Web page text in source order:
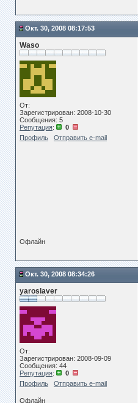
Окт. 30, 2008 08:17:53
Waso
От:
Зарегистрирован: 2008-10-30
Сообщения: 5
Репутация:
0
Профиль
Отправить e-mail
Офлайн
Окт. 30, 2008 08:34:26
yaroslaver
От:
Зарегистрирован: 2008-09-09
Сообщения: 44
Репутация:
0
Профиль
Отправить e-mail
Офлайн